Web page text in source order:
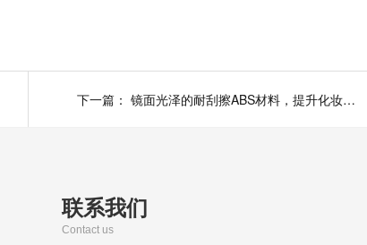
下一篇： 镜面光泽的耐刮擦ABS材料，提升化妆品档次
联系我们
Contact us